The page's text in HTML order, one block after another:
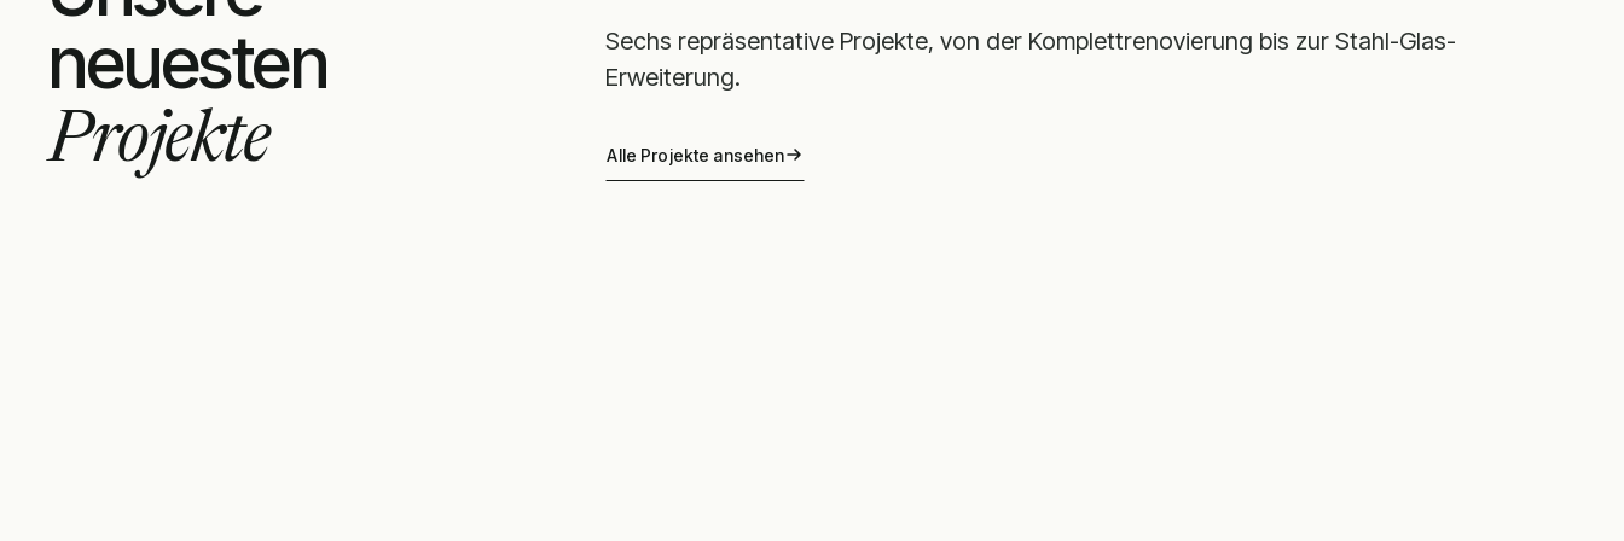
neuesten
Projekte
Sechs repräsentative Projekte, von der Komplettrenovierung bis zur Stahl-Glas-
Erweiterung.
Alle Projekte ansehen